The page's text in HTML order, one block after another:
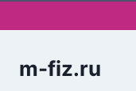
к
m-fiz.ru